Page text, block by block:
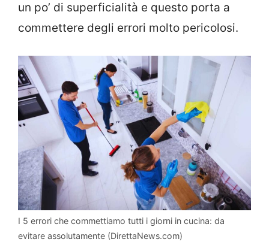
un po’ di superficialità e questo porta a
commettere degli errori molto pericolosi.
I 5 errori che commettiamo tutti i giorni in cucina: da
evitare assolutamente (DirettaNews.com)